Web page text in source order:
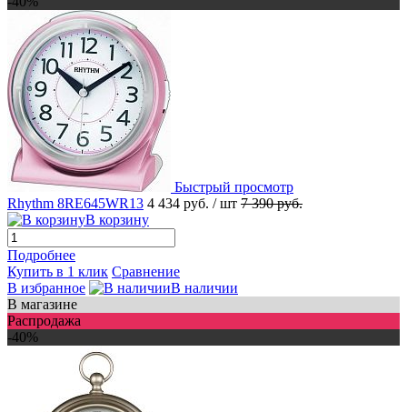
Быстрый просмотр
Rhythm 8RE645WR13 4 434 руб. / шт 7 390 руб.
В корзину
Подробнее
Купить в 1 клик Сравнение
В избранное
В наличии
В магазине
Распродажа
-40%